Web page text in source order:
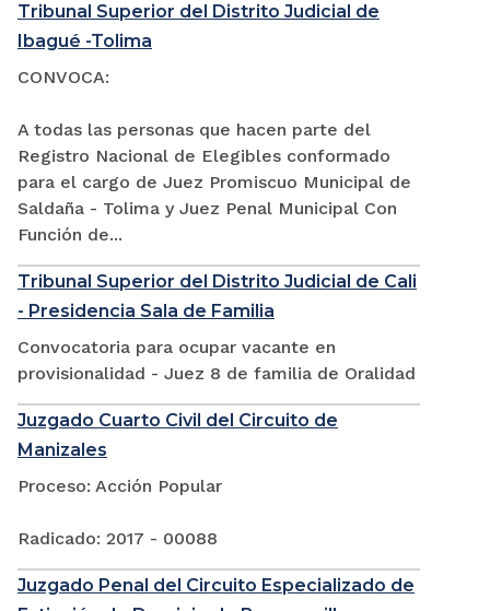
Tribunal Superior del Distrito Judicial de
Ibagué -Tolima
CONVOCA:
A todas las personas que hacen parte del
Registro Nacional de Elegibles conformado
para el cargo de Juez Promiscuo Municipal de
Saldaña - Tolima y Juez Penal Municipal Con
Función de...
Tribunal Superior del Distrito Judicial de Cali
- Presidencia Sala de Familia
Convocatoria para ocupar vacante en
provisionalidad - Juez 8 de familia de Oralidad
Juzgado Cuarto Civil del Circuito de
Manizales
Proceso: Acción Popular
Radicado: 2017 - 00088
Juzgado Penal del Circuito Especializado de